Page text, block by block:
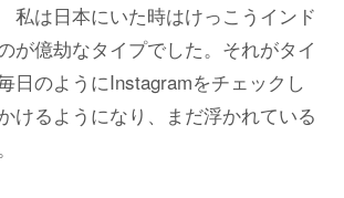
私は日本にいた時はけっこうインド
が億劫なタイプでした。それがタイ
日のようにInstagramをチェックし
けるようになり、まだ浮かれている